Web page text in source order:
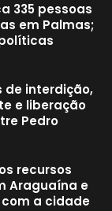
335 pessoas
em Palmas;
de interdição,
e liberação
Pedro
recursos
Araguaína e
a cidade